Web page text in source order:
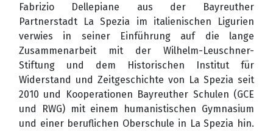
Fabrizio Dellepiane aus der Bayreuther
Partnerstadt La Spezia im italienischen Ligurien
verwies in seiner Einführung auf die lange
Zusammenarbeit mit der Wilhelm-Leuschner-
Stiftung und dem Historischen Institut für
Widerstand und Zeitgeschichte von La Spezia seit
2010 und Kooperationen Bayreuther Schulen (GCE
und RWG) mit einem humanistischen Gymnasium
und einer beruflichen Oberschule in La Spezia hin.